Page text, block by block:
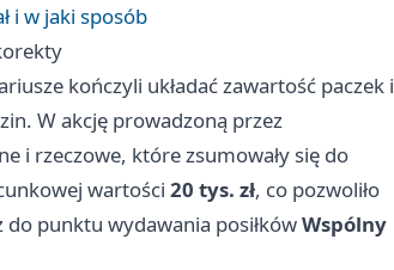
i w jaki sposób
kończyli układać zawartość paczek i
W akcję prowadzoną przez
i rzeczowe, które zsumowały się do
wartości 20 tys. zł, co pozwoliło
do punktu wydawania posiłkówWspólny